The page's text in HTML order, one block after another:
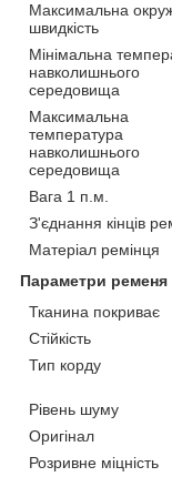
Максимальна
швидкість
Мінімальна
навколишнього
середовища
Максимальна
температура
навколишнього
середовища
Вага 1 п.м.
З'єднання кінців
Матеріал ремінця
Параметри ременя
Тканина покриває
Стійкість
Тип корду
Рівень шуму
Оригінал
Розривне міцність